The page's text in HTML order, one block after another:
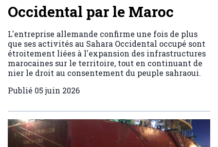
Occidental par le Maroc
L'entreprise allemande confirme une fois de plus
que ses activités au Sahara Occidental occupé sont
étroitement liées à l'expansion des infrastructures
marocaines sur le territoire, tout en continuant de
nier le droit au consentement du peuple sahraoui.
Publié 05 juin 2026